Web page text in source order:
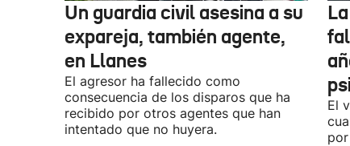
Un guardia civil asesina a su
expareja, también agente,
en Llanes
El agresor ha fallecido como
consecuencia de los disparos que ha
recibido por otros agentes que han
intentado que no huyera.
El